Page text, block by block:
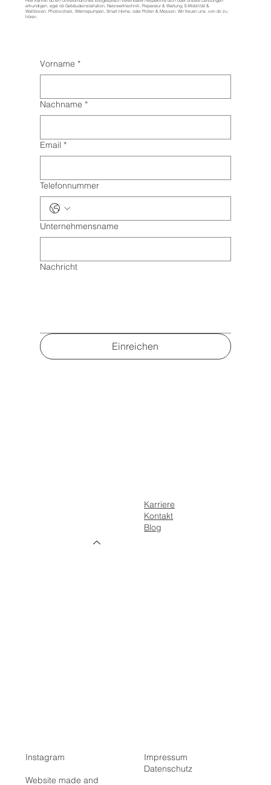
erkundigen, egal ob Gebäudeinstallation, Netzwerktechnik, Reparatur & Wartung, E-Mobilität &
Wallboxen, Photovoltaik, Wärmepumpen, Smart Home, oder Prüfen & Messen. Wir freuen uns, von dir zu
hören.
Vorname *
Nachname *
Email *
Telefonnummer
Unternehmensname
Nachricht
Einreichen
Karriere
Kontakt
Blog
Impressum
Datenschutz
Instagram
Website made and